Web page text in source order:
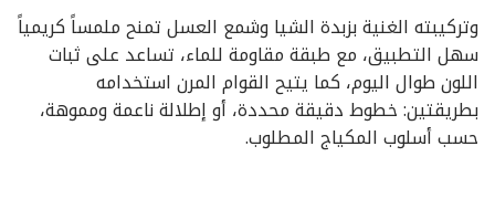
وتركيبته الغنية بزبدة الشيا وشمع العسل تمنح ملمساً كريمياً
سهل التطبيق، مع طبقة مقاومة للماء، تساعد على ثبات
اللون طوال اليوم، كما يتيح القوام المرن استخدامه
بطريقتين: خطوط دقيقة محددة، أو إطلالة ناعمة ومموهة،
حسب أسلوب المكياج المطلوب.